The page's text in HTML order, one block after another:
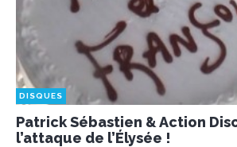
DISQUES
Patrick Sébastien & Action
l’attaque de l’Élysée !